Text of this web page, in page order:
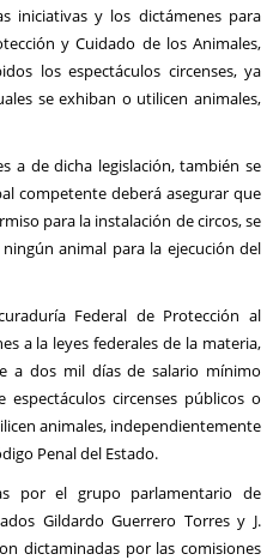
iniciativas y los dictámenes para
y Cuidado de los Animales,
los espectáculos circenses, ya
se exhiban o utilicen animales,
a de dicha legislación, también se
competente deberá asegurar que
para la instalación de circos, se
animal para la ejecución del
Federal de Protección al
a la leyes federales de la materia,
a dos mil días de salario mínimo
circenses públicos o
animales, independientemente
Penal del Estado.
por el grupo parlamentario de
Gildardo Guerrero Torres y J.
dictaminadas por las comisiones